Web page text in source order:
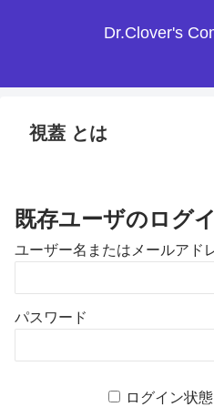
Dr.Clover's
視蓋 とは
既存ユーザのログ
ユーザー名またはメールアド
パスワード
ログイン状